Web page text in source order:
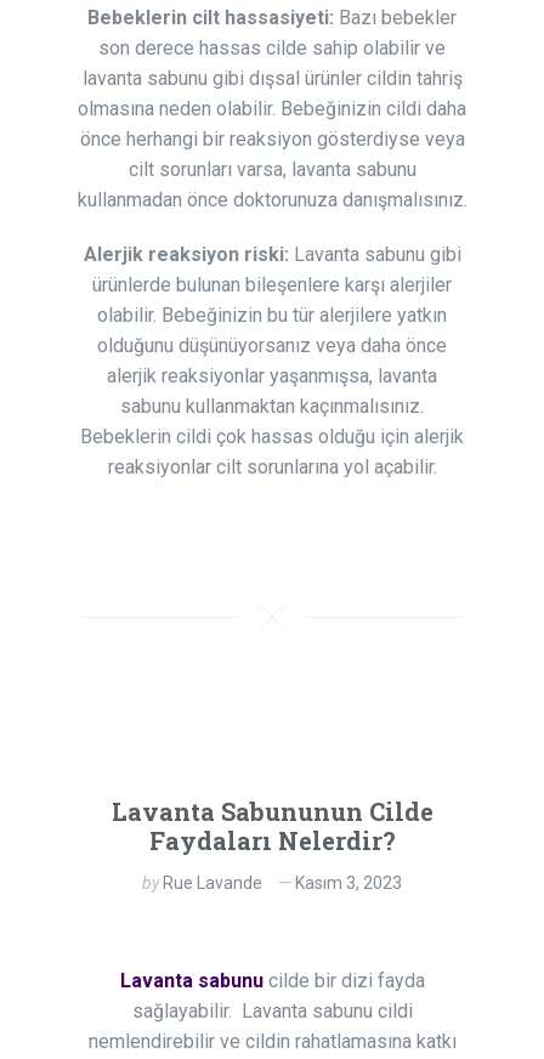
Bebeklerin cilt hassasiyeti: Bazı bebekler
son derece hassas cilde sahip olabilir ve
lavanta sabunu gibi dışsal ürünler cildin tahriş
olmasına neden olabilir. Bebeğinizin cildi daha
önce herhangi bir reaksiyon gösterdiyse veya
cilt sorunları varsa, lavanta sabunu
kullanmadan önce doktorunuza danışmalısınız.
Alerjik reaksiyon riski: Lavanta sabunu gibi
ürünlerde bulunan bileşenlere karşı alerjiler
olabilir. Bebeğinizin bu tür alerjilere yatkın
olduğunu düşünüyorsanız veya daha önce
alerjik reaksiyonlar yaşanmışsa, lavanta
sabunu kullanmaktan kaçınmalısınız.
Bebeklerin cildi çok hassas olduğu için alerjik
reaksiyonlar cilt sorunlarına yol açabilir.
Lavanta Sabununun Cilde
Faydaları Nelerdir?
by Rue Lavande Kasım 3, 2023
Lavanta sabunucilde bir dizi fayda
sağlayabilir. Lavanta sabunu cildi
nemlendirebilir ve cildin rahatlamasına katkı